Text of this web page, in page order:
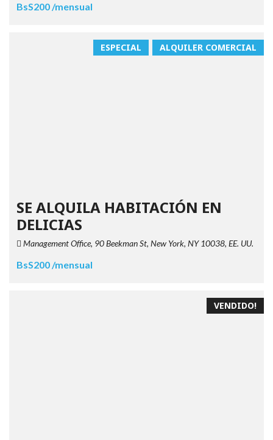
BsS200 /mensual
ALQUILER COMERCIAL
ESPECIAL
SE ALQUILA HABITACIÓN EN
DELICIAS
Management Office, 90 Beekman St, New York, NY 10038, EE. UU.
BsS200 /mensual
VENDIDO!